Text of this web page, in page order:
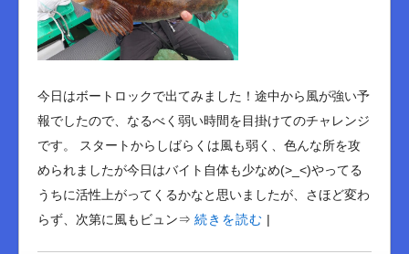
今日はボートロックで出てみました！途中から風が強い予
報でしたので、なるべく弱い時間を目掛けてのチャレンジ
です。 スタートからしばらくは風も弱く、色んな所を攻
められましたが今日はバイト自体も少なめ(>_<)やってる
うちに活性上がってくるかなと思いましたが、さほど変わ
らず、次第に風もビュン⇒ 続きを読む |